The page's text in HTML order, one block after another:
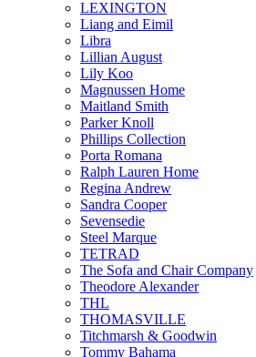
LEXINGTON
Liang and Eimil
Libra
Lillian August
Lily Koo
Magnussen Home
Maitland Smith
Parker Knoll
Phillips Collection
Porta Romana
Ralph Lauren Home
Regina Andrew
Sandra Cooper
Sevensedie
Steel Marque
TETRAD
The Sofa and Chair Company
Theodore Alexander
THL
THOMASVILLE
Titchmarsh & Goodwin
Tommy Bahama